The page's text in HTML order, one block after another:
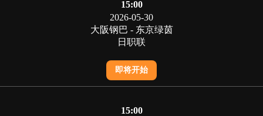
15:00
2026-05-30
大阪钢巴 - 东京绿茵
日职联
即将开始
15:00